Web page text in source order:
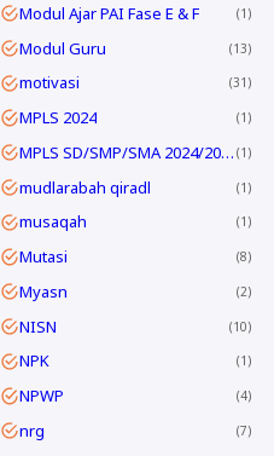
Modul Ajar PAI Fase E & F 1
Modul Guru 13
motivasi 31
MPLS 2024 1
MPLS SD/SMP/SMA 2024/2025 1
mudlarabah qiradl 1
musaqah 1
Mutasi 8
Myasn 2
NISN 10
NPK 1
NPWP 4
nrg 7